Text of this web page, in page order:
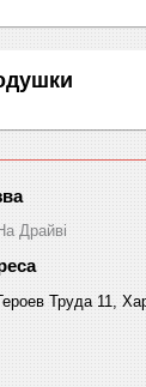
Драйві
Труда 11,